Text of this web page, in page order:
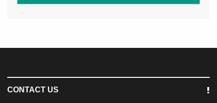
CONTACT US